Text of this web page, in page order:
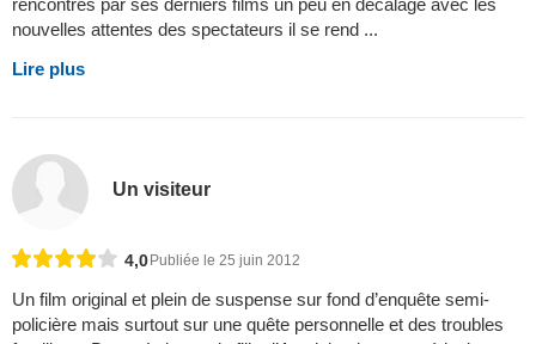
nouvelles attentes des spectateurs il se rend ...
Lire plus
Un visiteur
4,0 Publiée le 25 juin 2012
Un film original et plein de suspense sur fond d’enquête semi-
policière mais surtout sur une quête personnelle et des troubles